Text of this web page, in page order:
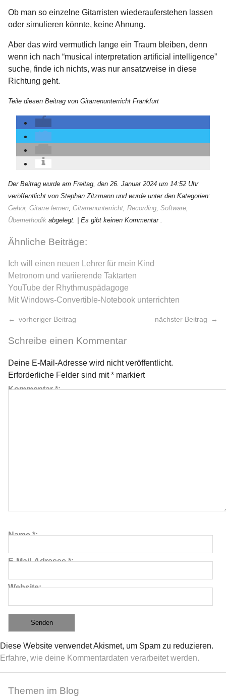
Ob man so einzelne Gitarristen wiederauferstehen lassen
oder simulieren könnte, keine Ahnung.
Aber das wird vermutlich lange ein Traum bleiben, denn
wenn ich nach “musical interpretation artificial intelligence”
suche, finde ich nichts, was nur ansatzweise in diese
Richtung geht.
Teile diesen Beitrag von Gitarrenunterricht Frankfurt
Der Beitrag wurde am Freitag, den 26. Januar 2024 um 14:52 Uhr
veröffentlicht von Stephan Zitzmann und wurde unter den Kategorien:
Gehör, Gitarre lernen, Gitarrenunterricht, Recording, Software,
Übemethodik abgelegt. | Es gibt keinen Kommentar .
Ähnliche Beiträge:
Ich will einen neuen Lehrer für mein Kind
Metronom und variierende Taktarten
YouTube der Rhythmuspädagoge
Mit Windows-Convertible-Notebook unterrichten
vorheriger Beitrag nächster Beitrag
Schreibe einen Kommentar
Deine E-Mail-Adresse wird nicht veröffentlicht.
Erforderliche Felder sind mit* markiert
Kommentar*
Name*
E-Mail-Adresse*
Website
Diese Website verwendet Akismet, um Spam zu reduzieren.
Erfahre, wie deine Kommentardaten verarbeitet werden.
Themen im Blog
≡